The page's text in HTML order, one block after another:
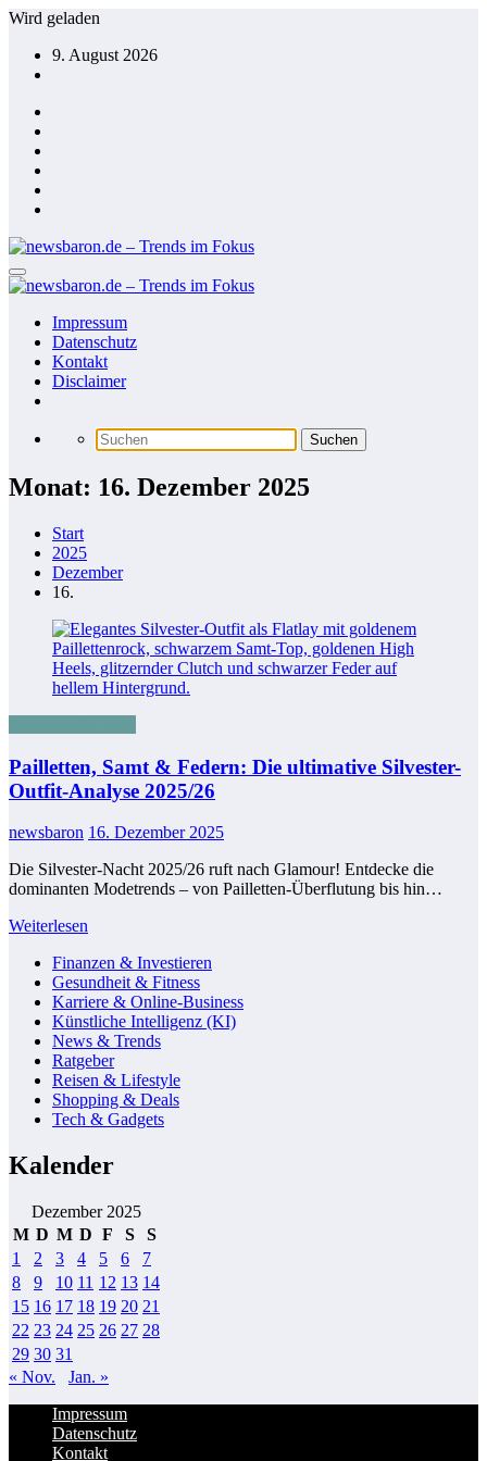
Zum
springen
Wird geladen
9. August 2026
Impressum
Datenschutz
Kontakt
Disclaimer
Monat: 16. Dezember 2025
Start
2025
Dezember
16.
Pailletten, Samt & Federn: Die ultimative Silvester-
Outfit-Analyse 2025/26
newsbaron 16. Dezember 2025
Die Silvester-Nacht 2025/26 ruft nach Glamour! Entdecke die
dominanten Modetrends – von Pailletten-Überflutung bis hin…
Weiterlesen
Finanzen & Investieren
Gesundheit & Fitness
Karriere & Online-Business
Künstliche Intelligenz (KI)
News & Trends
Ratgeber
Reisen & Lifestyle
Shopping & Deals
Tech & Gadgets
Kalender
Dezember 2025
M D M D F S
S
1
2 3 4 5 6
7
8
9 10 11 12 13 14
15 16 17 18 19 20 21
22 23 24 25 26 27 28
29 30 31
« Nov.
Jan. »
Impressum
Datenschutz
Kontakt